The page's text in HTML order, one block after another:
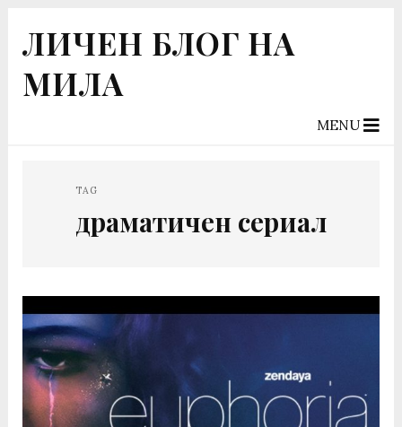
ЛИЧЕН БЛОГ НА
МИЛА
MENU
TAG
драматичен сериал